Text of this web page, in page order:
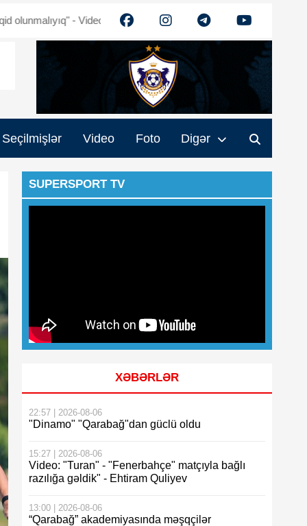
- Video Ehtiram Quliyev: "Turan" güclənəcək - Video
Seçilmişlər Video Foto Digər
SUPERSPORT TV
XƏBƏRLƏR
22:57 | 2026-08-06
"Dinamo" "Qarabağ"dan güclü oldu
15:27 | 2026-08-06
Video: "Turan" - "Fenerbahçe" matçıyla bağlı
razılığa gəldik" - Ehtiram Quliyev
13:00 | 2026-08-06
“Qarabağ” akademiyasında məşqçilər